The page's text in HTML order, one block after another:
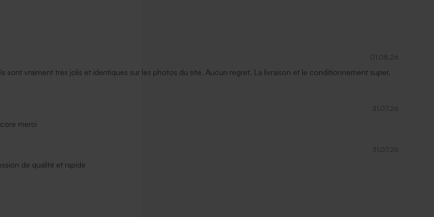
01.08.26
sont vraiment très jolis et identiques sur les photos du site. Aucun regret. La livraison et le conditionnement super.
31.07.26
merci
31.07.26
de qualité et rapide